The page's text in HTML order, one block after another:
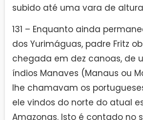
subido até uma vara de
131 – Enquanto ainda
dos Yurimáguas, padre Fritz
chegada em dez canoas, de
índios Manaves (Manaus ou
lhe chamavam os
ele vindos do norte do atual
Amazonas. Isto é contado no